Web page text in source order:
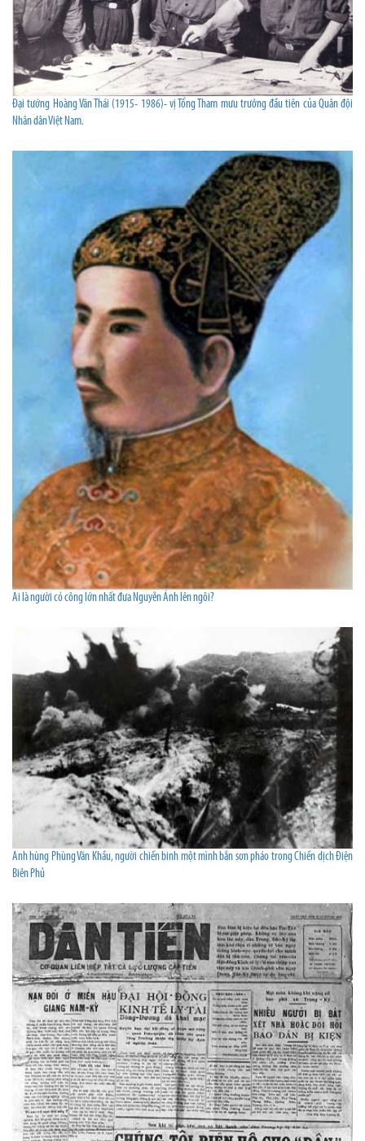
Đại tướng Hoàng Văn Thái (1915- 1986)- vị Tổng Tham mưu trưởng đầu tiên của Quân đội
Nhân dân Việt Nam.
Ai là người có công lớn nhất đưa Nguyễn Ánh lên ngôi?
Anh hùng Phùng Văn Khầu, người chiến binh một mình bắn sơn pháo trong Chiến dịch Điện
Biên Phủ